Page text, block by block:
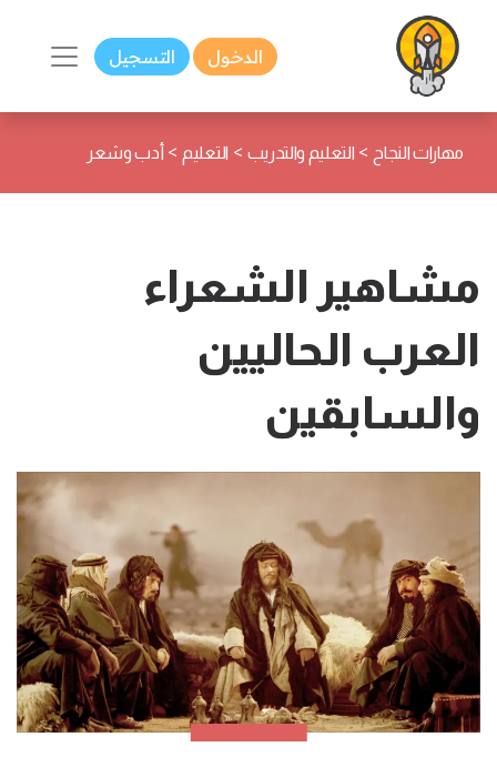
الدخول التسجيل
مهارات النجاح > التعليم والتدريب > التعليم > أدب وشعر
مشاهير الشعراء
العرب الحاليين
والسابقين